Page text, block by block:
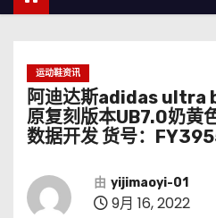
运动鞋资讯
阿迪达斯adidas ultra
原复刻版本UB7.0奶黄
数据开发 货号：
由 yijimaoyi-01
9月 16, 2022